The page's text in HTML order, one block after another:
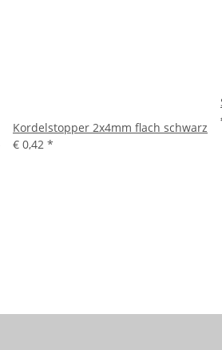
Kordelstopper 2x4mm flach schwarz
€ 0,42 *